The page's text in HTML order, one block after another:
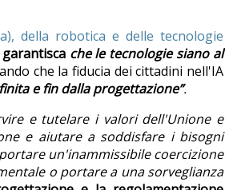
della robotica e delle tecnologie
che le tecnologie siano al
che la fiducia dei cittadini nell'IA
e fin dalla progettazione”.
e tutelare i valori dell'Unione e
e aiutare a soddisfare i bisogni
un'inammissibile coercizione
o portare a una sorveglianza